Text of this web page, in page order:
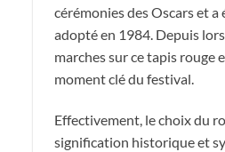
cérémonies des Oscars et
adopté en 1984. Depuis
marches sur ce tapis rouge
moment clé du festival.
Effectivement, le choix du
signification historique et